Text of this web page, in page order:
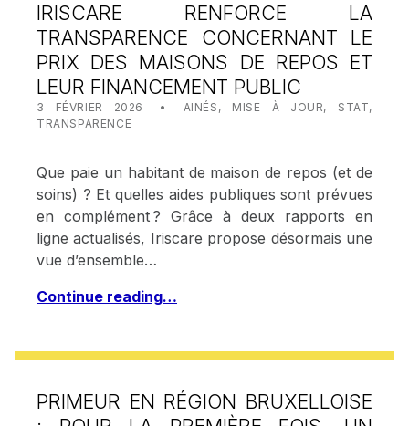
IRISCARE RENFORCE LA
TRANSPARENCE CONCERNANT LE
PRIX DES MAISONS DE REPOS ET
LEUR FINANCEMENT PUBLIC
POSTED ON:
3 FÉVRIER 2026 WRITTEN BY:
STAT IRISCARE
CATEGORIZED IN:
AINÉS , MISE À JOUR, STAT,
TRANSPARENCE
Que paie un habitant de maison de repos (et de
soins) ? Et quelles aides publiques sont prévues
en complément ? Grâce à deux rapports en
ligne actualisés, Iriscare propose désormais une
vue d’ensemble…
Continue reading…
PRIMEUR EN RÉGION BRUXELLOISE